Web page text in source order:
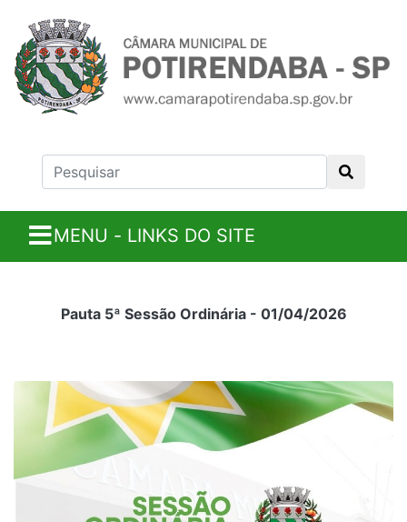
MENU - LINKS DO SITE
Pauta 5ª Sessão Ordinária - 01/04/2026